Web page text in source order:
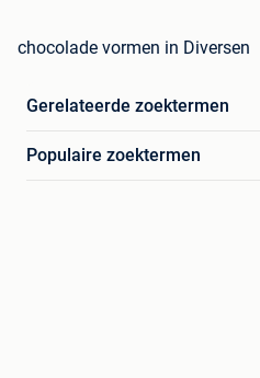
chocolade vormen in Diversen
Gerelateerde zoektermen
Populaire zoektermen